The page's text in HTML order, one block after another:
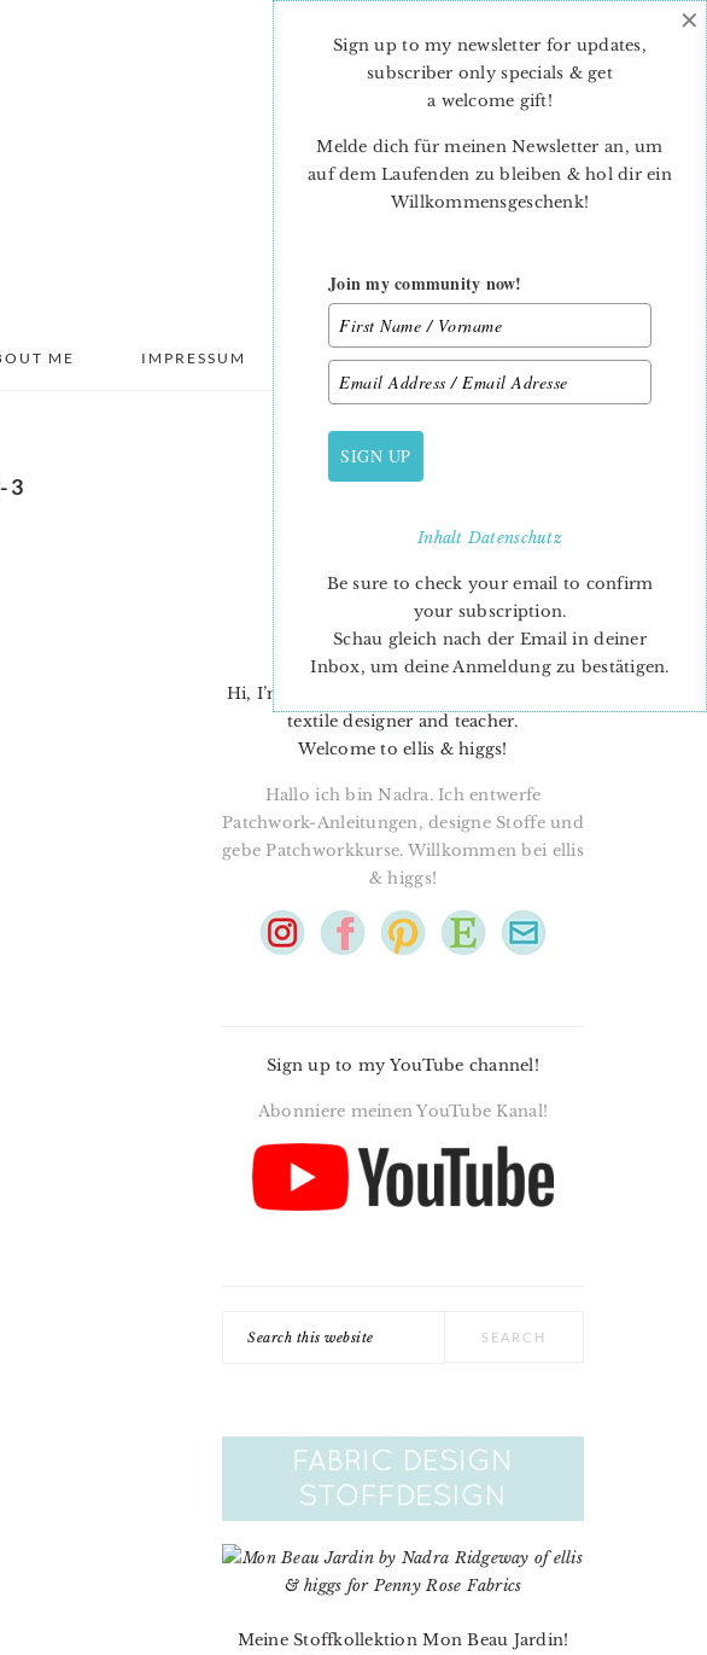
ME IMPRESSUM DATENSCHUTZ
3
PRIMARY
SIDEBAR
Hi, I’m Nadra. I’m a quilt pattern designer,
textile designer and teacher.
Welcome to ellis & higgs!
Hallo ich bin Nadra. Ich entwerfe
Patchwork-Anleitungen, designe Stoffe und
gebe Patchworkkurse. Willkommen bei ellis
& higgs!
Sign up to my YouTube channel!
Abonniere meinen YouTube Kanal!
Meine Stoffkollektion Mon Beau Jardin!
Sign up to my newsletter for updates,
subscriber only specials & get
a welcome gift!
Melde dich für meinen Newsletter an, um
auf dem Laufenden zu bleiben & hol dir ein
Willkommensgeschenk!
Join my community now!
SIGN UP
InhaltDatenschutz
Be sure to check your email to confirm
your subscription.
Schau gleich nach der Email in deiner
Inbox, um deine Anmeldung zu bestätigen.
×